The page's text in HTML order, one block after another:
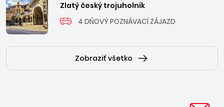
Zlatý český trojuholník
4 DŇOVÝ POZNÁVACÍ ZÁJAZD
Zobraziť všetko